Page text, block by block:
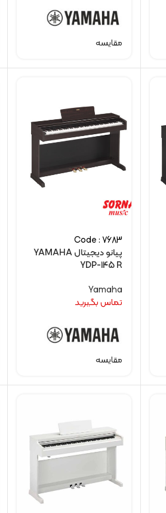
مقایسه
Code : 7683
پیانو دیجیتال YAMAHA
YDP-145 R
Yamaha
تماس بگیرید
مقایسه